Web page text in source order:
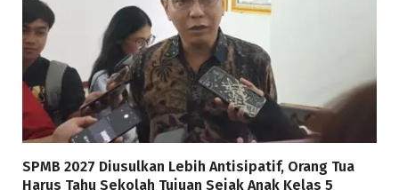
SPMB 2027 Diusulkan Lebih Antisipatif, Orang Tua
Harus Tahu Sekolah Tujuan Sejak Anak Kelas 5